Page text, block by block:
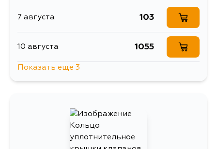
7 августа 103
10 августа 1055
Показать еще 3